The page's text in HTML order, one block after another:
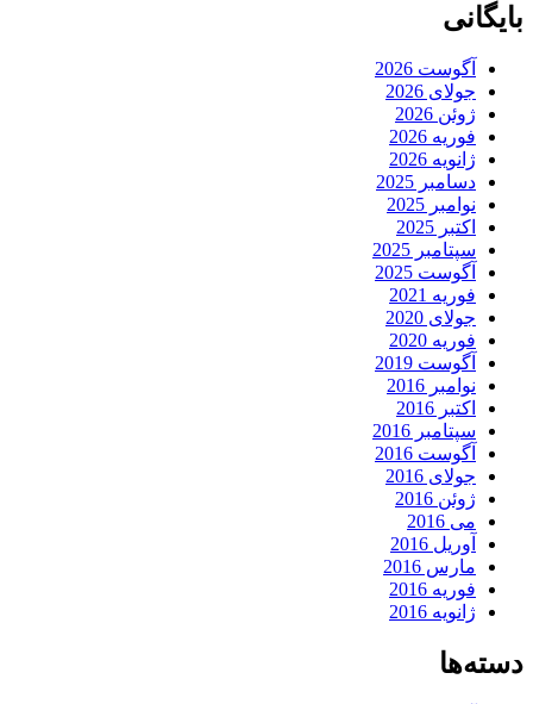
بایگانی
آگوست 2026
جولای 2026
ژوئن 2026
فوریه 2026
ژانویه 2026
دسامبر 2025
نوامبر 2025
اکتبر 2025
سپتامبر 2025
آگوست 2025
فوریه 2021
جولای 2020
فوریه 2020
آگوست 2019
نوامبر 2016
اکتبر 2016
سپتامبر 2016
آگوست 2016
جولای 2016
ژوئن 2016
می 2016
آوریل 2016
مارس 2016
فوریه 2016
ژانویه 2016
دسته‌ها